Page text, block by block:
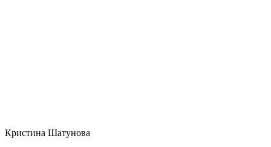
Кристина Шатунова